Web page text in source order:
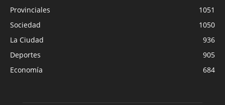
Provinciales
1051
Sociedad
1050
La Ciudad
936
Deportes
905
Economía
684